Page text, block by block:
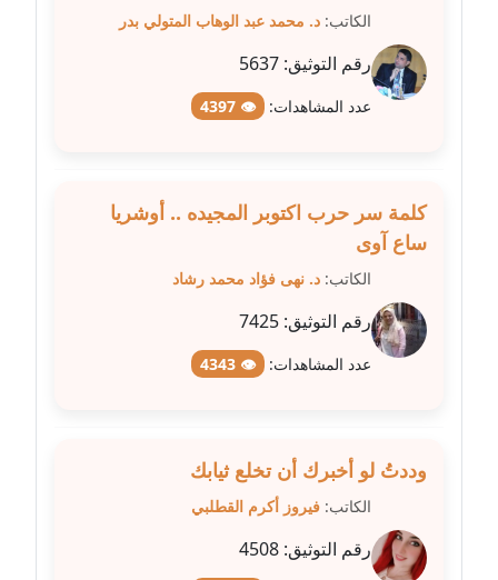
مدونة عبير عزاوي
عاملة
مدونة عبير محمد
مدونة عبير مصطفى
عاملة
مدونة عزة الأمير
مدونة عزة بركة
عاملة
عاملة
الكاتب: د. محمد عبد الوهاب المتولي بدر
رقم التوثيق: 5637
عدد المشاهدات: 👁 4397
كلمة سر حرب اكتوبر المجيده .. أوشريا
ساع آوى
الكاتب: د. نهى فؤاد محمد رشاد
رقم التوثيق: 7425
عدد المشاهدات: 👁 4343
وددتُ لو أخبرك أن تخلع ثيابك
الكاتب: فيروز أكرم القطلبي
رقم التوثيق: 4508